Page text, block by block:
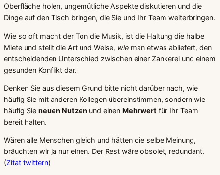
Oberfläche holen, ungemütliche Aspekte diskutieren und die
Dinge auf den Tisch bringen, die Sie und Ihr Team weiterbringen.
Wie so oft macht der Ton die Musik, ist die Haltung die halbe
Miete und stellt die Art und Weise, wie man etwas abliefert, den
entscheidenden Unterschied zwischen einer Zankerei und einem
gesunden Konflikt dar.
Denken Sie aus diesem Grund bitte nicht darüber nach, wie
häufig Sie mit anderen Kollegen übereinstimmen, sondern wie
häufig Sie neuen Nutzen und einen Mehrwert für Ihr Team
bereit halten.
Wären alle Menschen gleich und hätten die selbe Meinung,
bräuchten wir ja nur einen. Der Rest wäre obsolet, redundant.
(Zitat twittern)